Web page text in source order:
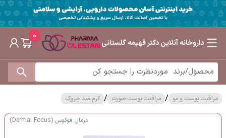
داروخانه آنلاین دکتر فهیمه گلستانی
0
مراقبت پوست و مو / مراقبت پوست صورت / کرم ضد چروک
درمال فوکوس (Dermal Focus)